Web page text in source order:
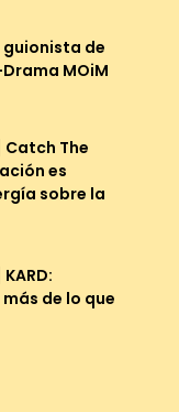
guionista de
MOiM
Catch The
es
sobre la
KARD:
de lo que